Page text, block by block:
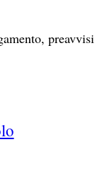
preavvisi